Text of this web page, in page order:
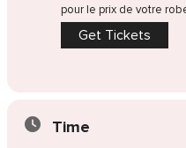
pour le prix de votre
Get Tickets
Time